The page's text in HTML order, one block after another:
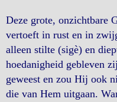
Deze grote, onzichtbare
vertoeft in rust en in
alleen stilte (sigè) en
hoedanigheid gebleven
geweest en zou Hij ook
die van Hem uitgaan.